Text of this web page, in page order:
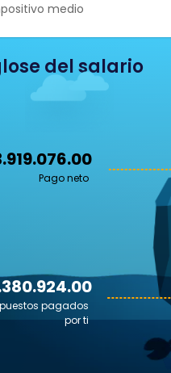
medio
del salario
Pago neto
pagados
por ti